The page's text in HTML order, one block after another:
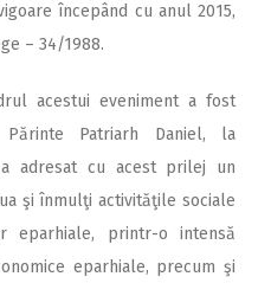
începând cu anul 2015,
– 34/1988.
acestui eveniment a fost
Patriarh Daniel, la
a adresat cu acest prilej un
şi înmulţi activităţile sociale
printr-o intensă
eparhiale, precum şi